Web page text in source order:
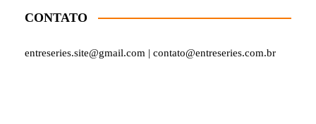
CONTATO
entreseries.site@gmail.com | contato@entreseries.com.br